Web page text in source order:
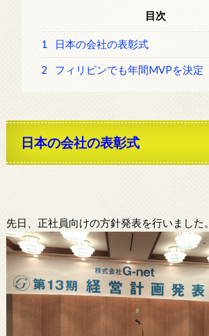
目次
1 日本の会社の表彰式
2 フィリピンでも年間MVPを決定
日本の会社の表彰式
先日、正社員向けの方針発表を行いました。